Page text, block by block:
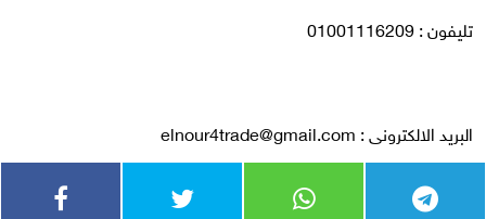
تليفون : 01001116209
البريد الالكترونى : elnour4trade@gmail.com